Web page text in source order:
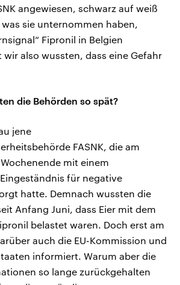
angewiesen, schwarz auf weiß
sie unternommen haben,
Fipronil in Belgien
also wussten, dass eine Gefahr
die Behörden so spät?
jene
FASNK, die am
mit einem
für negative
hatte. Demnach wussten die
Anfang Juni, dass Eier mit dem
belastet waren. Doch erst am
auch die EU-Kommission und
informiert. Warum aber die
so lange zurückgehalten